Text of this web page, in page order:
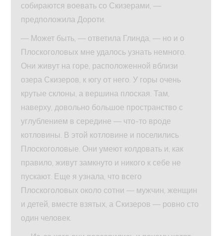
собираются воевать со Скизерами, —
предположила Дороти.
— Может быть, — ответила Глинда, — но и о
Плоскоголовых мне удалось узнать немного.
Они живут на горе, расположенной вблизи
озера Скизеров, к югу от него. У горы очень
крутые склоны, а вершина плоская. Там,
наверху, довольно большое пространство с
углублением в середине — что-то вроде
котловины. В этой котловине и поселились
Плоскоголовые. Они умеют колдовать и, как
правило, живут замкнуто и никого к себе не
пускают. Еще я узнала, что всего
Плоскоголовых около сотни — мужчин, женщин
и детей, вместе взятых, а Скизеров — ровно сто
один человек.